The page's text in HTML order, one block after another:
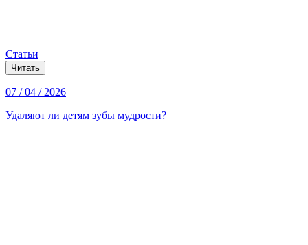
Статьи
Читать
07 / 04 / 2026
Удаляют ли детям зубы мудрости?